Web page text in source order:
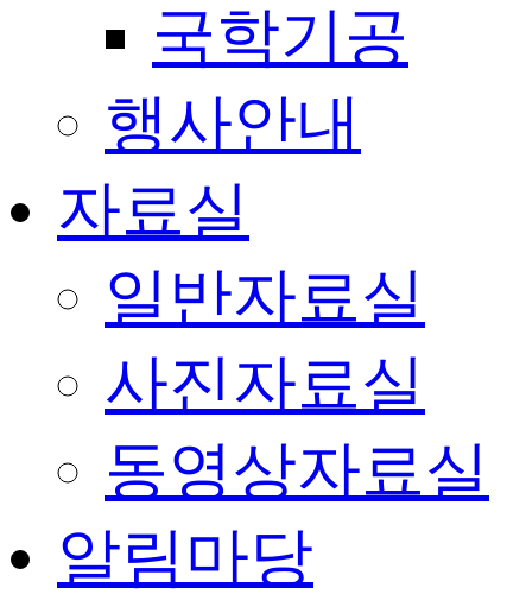
국학기공
행사안내
자료실
일반자료실
사진자료실
동영상자료실
알림마당